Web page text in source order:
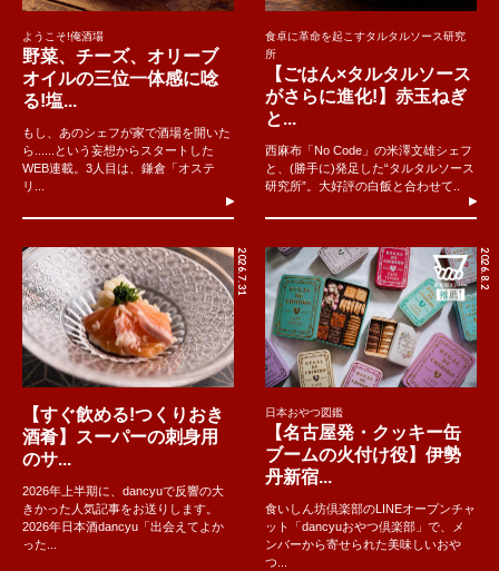
ようこそ!俺酒場
野菜、チーズ、オリーブ
オイルの三位一体感に唸
る!塩...
もし、あのシェフが家で酒場を開いた
ら......という妄想からスタートした
WEB連載。3人目は、鎌倉「オステ
リ...
食卓に革命を起こすタルタルソース研究
所
【ごはん×タルタルソース
がさらに進化!】赤玉ねぎ
と...
西麻布「No Code」の米澤文雄シェフ
と、(勝手に)発足した“タルタルソース
研究所”。大好評の白飯と合わせて..
2026.7.31
【すぐ飲める!つくりおき
酒肴】スーパーの刺身用
のサ...
2026年上半期に、dancyuで反響の大
きかった人気記事をお送りします。
2026年日本酒dancyu「出会えてよか
った...
2026.8.2
日本おやつ図鑑
【名古屋発・クッキー缶
ブームの火付け役】伊勢
丹新宿...
食いしん坊倶楽部のLINEオープンチャ
ット「dancyuおやつ倶楽部」で、メ
ンバーから寄せられた美味しいおや
つ...